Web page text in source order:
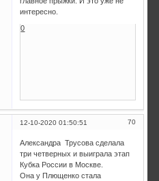
интересно.
0
70
12-10-2020 01:50:51
Александра Трусова сделала
три четверных и выиграла этап
Кубка России в Москве.
Она у Плющенко стала